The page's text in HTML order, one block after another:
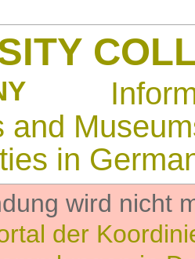
and
in
wird nicht
der